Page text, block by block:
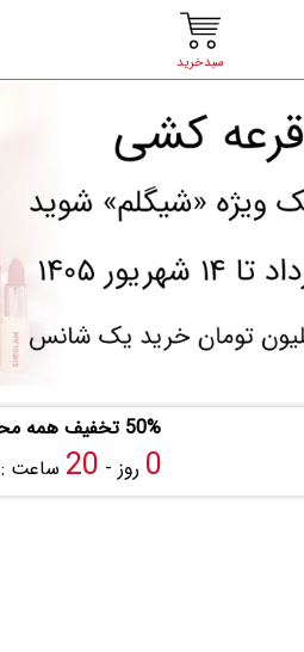
سبدخرید
50% تخفیف همه محصولات ویژه تابستان
0 روز - 20 ساعت :